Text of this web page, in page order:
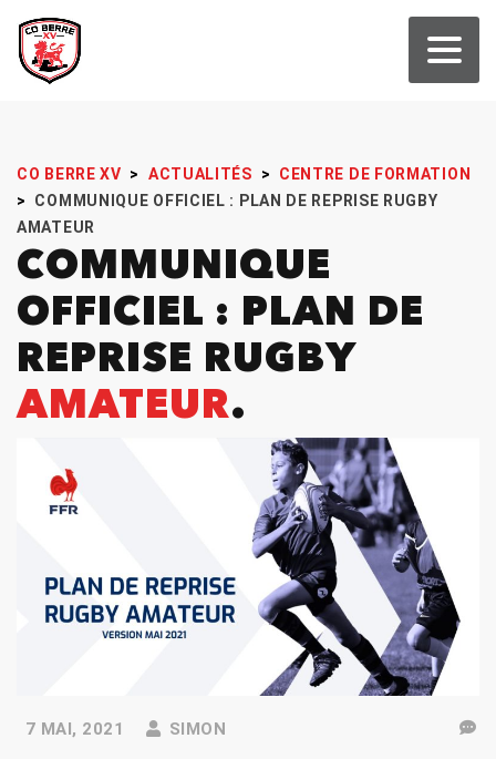
CO BERRE XV > ACTUALITÉS >
CENTRE DE FORMATION
>
COMMUNIQUE OFFICIEL : PLAN DE REPRISE RUGBY
AMATEUR
COMMUNIQUE
OFFICIEL : PLAN DE
REPRISE RUGBY
AMATEUR
7 MAI, 2021 SIMON